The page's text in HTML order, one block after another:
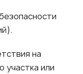
на
участка или